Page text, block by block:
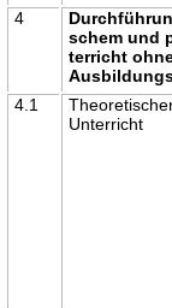
4
schem und
terricht
4.1
Unterricht